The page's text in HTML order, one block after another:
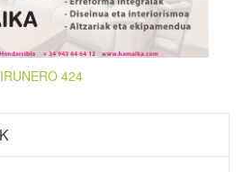
IRUNERO 424